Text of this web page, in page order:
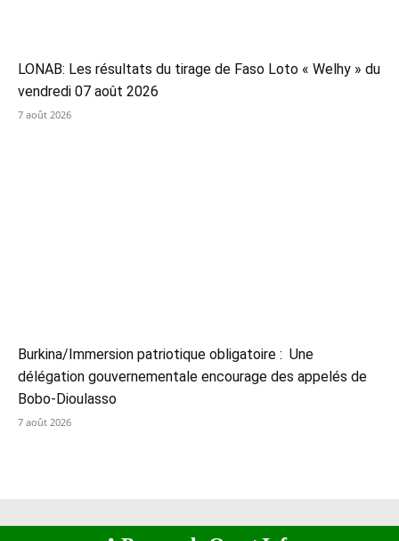
LONAB: Les résultats du tirage de Faso Loto « Welhy » du
vendredi 07 août 2026
7 août 2026
Burkina/Immersion patriotique obligatoire : Une
délégation gouvernementale encourage des appelés de
Bobo-Dioulasso
7 août 2026